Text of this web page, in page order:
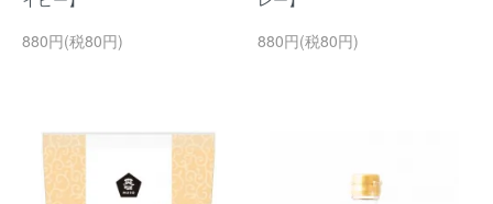
880円(税80円)
880円(税80円)